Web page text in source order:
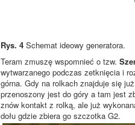
Rys. 4 Schemat ideowy generatora.
Teram zmuszę wspomnieć o tzw.
wytwarzanego podczas zetknięcia i
górna. Gdy na rolkach znajduje się
przenoszony jest do góry a tam jest
znów kontakt z rolką, ale już
dołu gdzie zbiera go szczotka G2.